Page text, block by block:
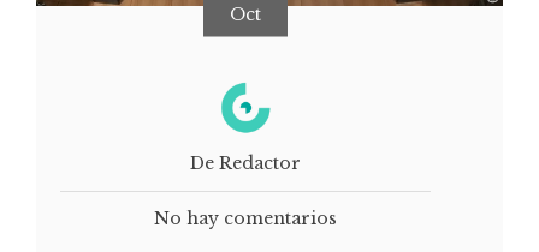
Oct
De Redactor
No hay comentarios